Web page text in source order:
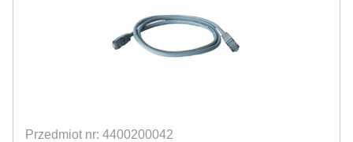
Przedmiot nr: 4400200042